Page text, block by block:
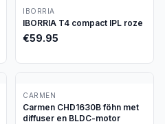
IBORRIA
IBORRIA T4 compact IPL roze
€59.95
CARMEN
Carmen CHD1630B föhn met
diffuser en BLDC-motor